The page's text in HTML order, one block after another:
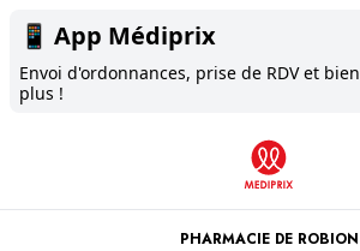
📱 App Médiprix
Envoi d'ordonnances, prise de RDV et bien
plus !
PHARMACIE DE ROBION